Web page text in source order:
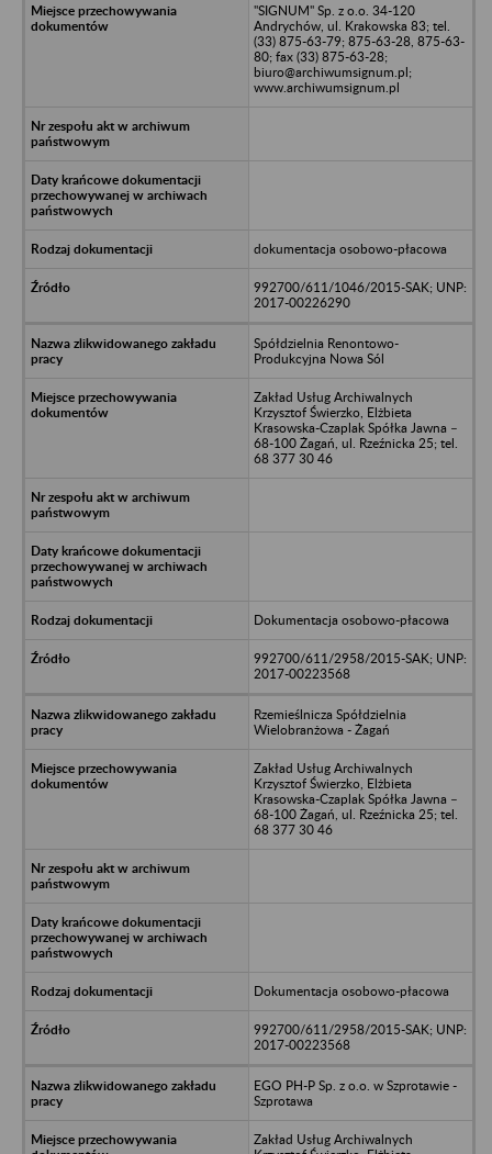
"SIGNUM" Sp. z o.o. 34-120
Andrychów, ul. Krakowska 83; tel.
(33) 875-63-79; 875-63-28, 875-63-
80; fax (33) 875-63-28;
biuro@archiwumsignum.pl;
www.archiwumsignum.pl
dokumentacja osobowo-płacowa
992700/611/1046/2015-SAK; UNP:
2017-00226290
Spółdzielnia Renontowo-
Produkcyjna Nowa Sól
Zakład Usług Archiwalnych
Krzysztof Świerzko, Elżbieta
Krasowska-Czaplak Spółka Jawna –
68-100 Żagań, ul. Rzeźnicka 25; tel.
68 377 30 46
Dokumentacja osobowo-płacowa
992700/611/2958/2015-SAK; UNP:
2017-00223568
Rzemieślnicza Spółdzielnia
Wielobranżowa - Żagań
Zakład Usług Archiwalnych
Krzysztof Świerzko, Elżbieta
Krasowska-Czaplak Spółka Jawna –
68-100 Żagań, ul. Rzeźnicka 25; tel.
68 377 30 46
Dokumentacja osobowo-płacowa
992700/611/2958/2015-SAK; UNP:
2017-00223568
EGO PH-P Sp. z o.o. w Szprotawie -
Szprotawa
Zakład Usług Archiwalnych